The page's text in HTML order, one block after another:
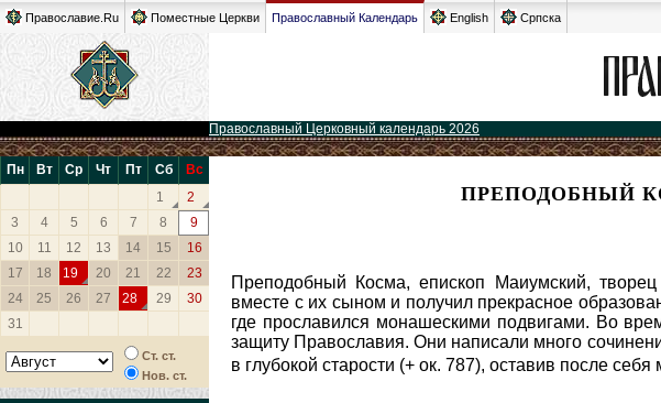
Православие.Ru Поместные Церкви Православный Календарь English Српска
Православный Церковный календарь 2026
Пн Вт Ср Чт Пт Сб
Вс
1
2
3
4 5 6 7 8
9
10
11 12 13 14 15
16
17
18 19 20 21 22
23
24
25 26 27 28 29
30
31
Ст. ст.
Нов. ст.
ПРЕПОДОБНЫЙ
Преподобный Косма, епископ Маиумский,
вместе с их сыном и получил прекрасное
где прославился монашескими подвигами. Во
защиту Православия. Они написали много
в глубокой старости (+ ок. 787), оставив после